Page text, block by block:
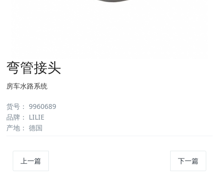
弯管接头
房车水路系统
货号 ： 9960689
品牌 ： LILIE
产地 ： 德国
上一篇 下一篇